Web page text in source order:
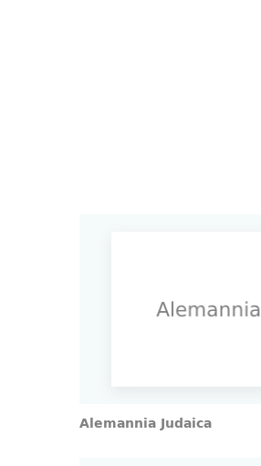
Alemannia Judaica